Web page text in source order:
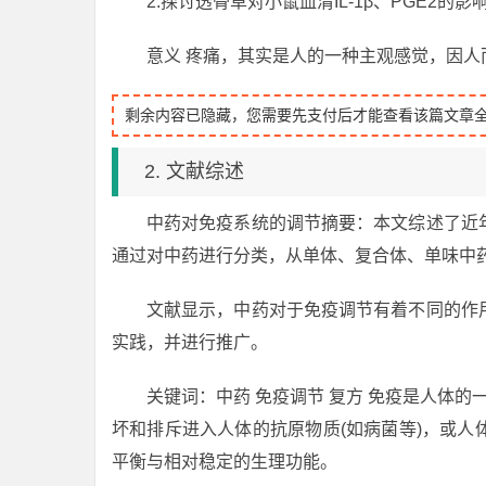
意义 疼痛，其实是人的一种主观感觉，因
剩余内容已隐藏，您需要先支付后才能查看该篇文章
2. 文献综述
中药对免疫系统的调节摘要：本文综述了
通过对中药进行分类，从单体、复合体、单味
文献显示，中药对于免疫调节有着不同的
实践，并进行推广。
关键词：中药 免疫调节 复方 免疫是人体的
坏和排斥进入人体的抗原物质(如病菌等)，或
平衡与相对稳定的生理功能。